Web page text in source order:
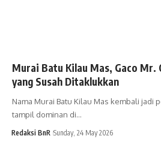
Murai Batu Kilau Mas, Gaco Mr.
yang Susah Ditaklukkan
Nama Murai Batu Kilau Mas kembali jadi
tampil dominan di…
Redaksi BnR Sunday, 24 May 2026